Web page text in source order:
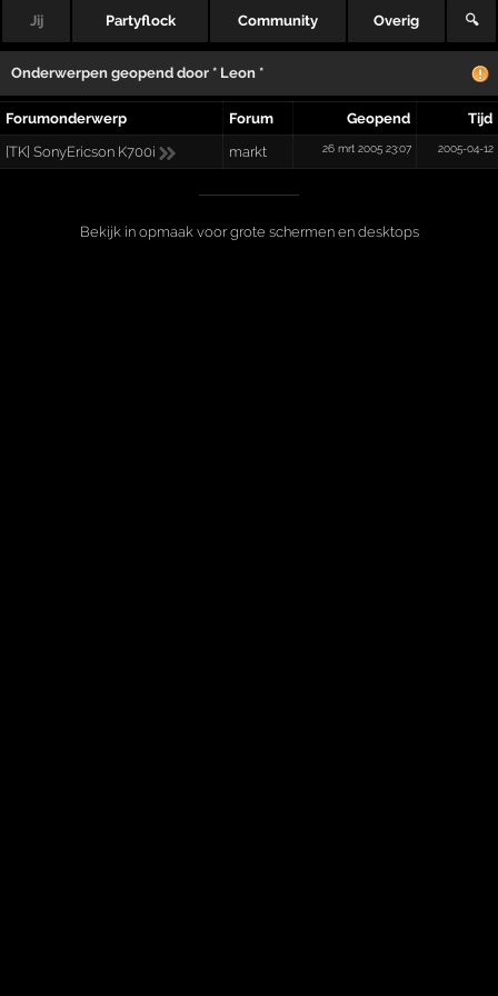
Jij Partyflock Community Overig 🔍
Onderwerpen geopend door* Leon *
Forumonderwerp Forum Geopend
Tijd
[TK] SonyEricson K700i
markt 26 mrt 2005 23:07 2005-04-12
Bekijk in opmaak voor grote schermen en desktops